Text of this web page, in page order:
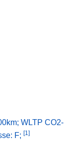
WLTP CO2-
F; [1]